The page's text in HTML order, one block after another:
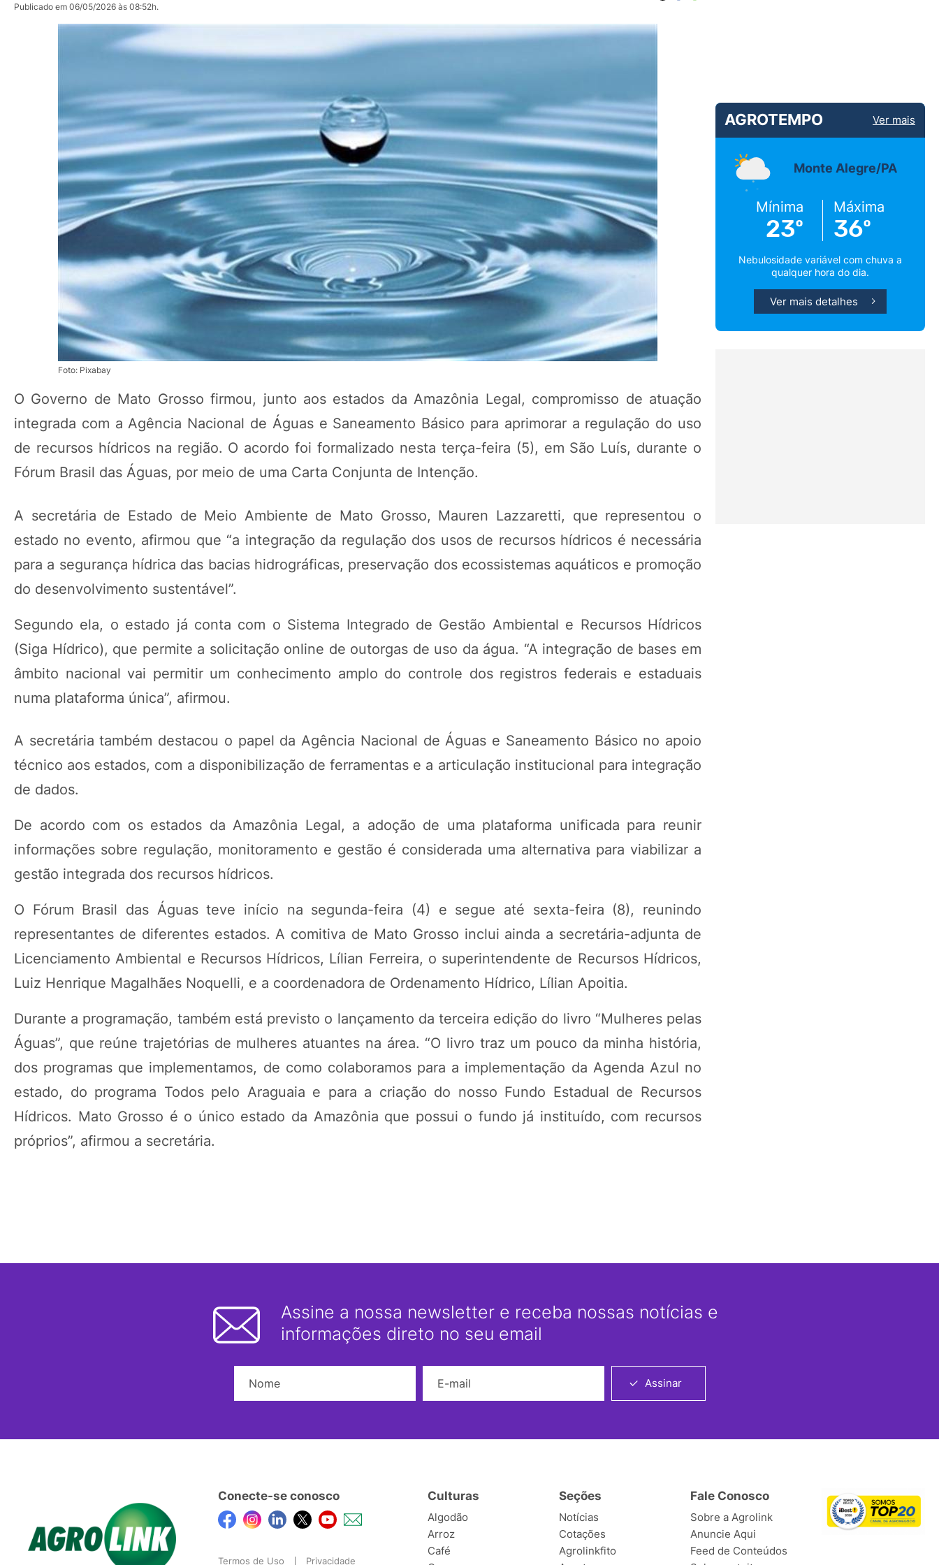
Publicado em 06/05/2026 às 08:52h.
Foto: Pixabay
O Governo de Mato Grosso firmou, junto aos estados da Amazônia Legal, compromisso de atuação
integrada com a Agência Nacional de Águas e Saneamento Básico para aprimorar a regulação do uso
de recursos hídricos na região. O acordo foi formalizado nesta terça-feira (5), em São Luís, durante o
Fórum Brasil das Águas, por meio de uma Carta Conjunta de Intenção.
A secretária de Estado de Meio Ambiente de Mato Grosso, Mauren Lazzaretti, que representou o
estado no evento, afirmou que “a integração da regulação dos usos de recursos hídricos é necessária
para a segurança hídrica das bacias hidrográficas, preservação dos ecossistemas aquáticos e promoção
do desenvolvimento sustentável”.
Segundo ela, o estado já conta com o Sistema Integrado de Gestão Ambiental e Recursos Hídricos
(Siga Hídrico), que permite a solicitação online de outorgas de uso da água. “A integração de bases em
âmbito nacional vai permitir um conhecimento amplo do controle dos registros federais e estaduais
numa plataforma única”, afirmou.
A secretária também destacou o papel da Agência Nacional de Águas e Saneamento Básico no apoio
técnico aos estados, com a disponibilização de ferramentas e a articulação institucional para integração
de dados.
De acordo com os estados da Amazônia Legal, a adoção de uma plataforma unificada para reunir
informações sobre regulação, monitoramento e gestão é considerada uma alternativa para viabilizar a
gestão integrada dos recursos hídricos.
O Fórum Brasil das Águas teve início na segunda-feira (4) e segue até sexta-feira (8), reunindo
representantes de diferentes estados. A comitiva de Mato Grosso inclui ainda a secretária-adjunta de
Licenciamento Ambiental e Recursos Hídricos, Lílian Ferreira, o superintendente de Recursos Hídricos,
Luiz Henrique Magalhães Noquelli, e a coordenadora de Ordenamento Hídrico, Lílian Apoitia.
Durante a programação, também está previsto o lançamento da terceira edição do livro “Mulheres pelas
Águas”, que reúne trajetórias de mulheres atuantes na área. “O livro traz um pouco da minha história,
dos programas que implementamos, de como colaboramos para a implementação da Agenda Azul no
estado, do programa Todos pelo Araguaia e para a criação do nosso Fundo Estadual de Recursos
Hídricos. Mato Grosso é o único estado da Amazônia que possui o fundo já instituído, com recursos
próprios”, afirmou a secretária.
AGROTEMPO Ver mais
Monte Alegre/PA
Mínima
23º
Máxima
36º
Nebulosidade variável com chuva a
qualquer hora do dia.
Ver mais detalhes
Assine a nossa newsletter e receba nossas notícias e
informações direto no seu email
Assinar
Conecte-se conosco
Termos de Uso Privacidade
Culturas
Algodão
Arroz
Café
Seções
Notícias
Cotações
Agrolinkfito
Fale Conosco
Sobre a Agrolink
Anuncie Aqui
Feed de Conteúdos